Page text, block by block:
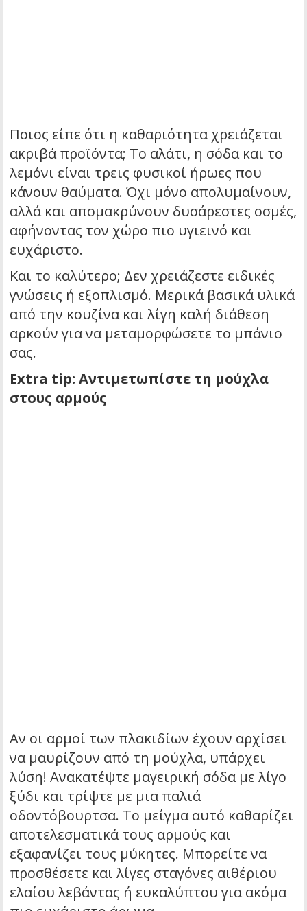
Ποιος είπε ότι η καθαριότητα χρειάζεται
ακριβά προϊόντα; Το αλάτι, η σόδα και το
λεμόνι είναι τρεις φυσικοί ήρωες που
κάνουν θαύματα. Όχι μόνο απολυμαίνουν,
αλλά και απομακρύνουν δυσάρεστες οσμές,
αφήνοντας τον χώρο πιο υγιεινό και
ευχάριστο.
Και το καλύτερο; Δεν χρειάζεστε ειδικές
γνώσεις ή εξοπλισμό. Μερικά βασικά υλικά
από την κουζίνα και λίγη καλή διάθεση
αρκούν για να μεταμορφώσετε το μπάνιο
σας.
Extra tip: Αντιμετωπίστε τη μούχλα
στους αρμούς
Αν οι αρμοί των πλακιδίων έχουν αρχίσει
να μαυρίζουν από τη μούχλα, υπάρχει
λύση! Ανακατέψτε μαγειρική σόδα με λίγο
ξύδι και τρίψτε με μια παλιά
οδοντόβουρτσα. Το μείγμα αυτό καθαρίζει
αποτελεσματικά τους αρμούς και
εξαφανίζει τους μύκητες. Μπορείτε να
προσθέσετε και λίγες σταγόνες αιθέριου
ελαίου λεβάντας ή ευκαλύπτου για ακόμα